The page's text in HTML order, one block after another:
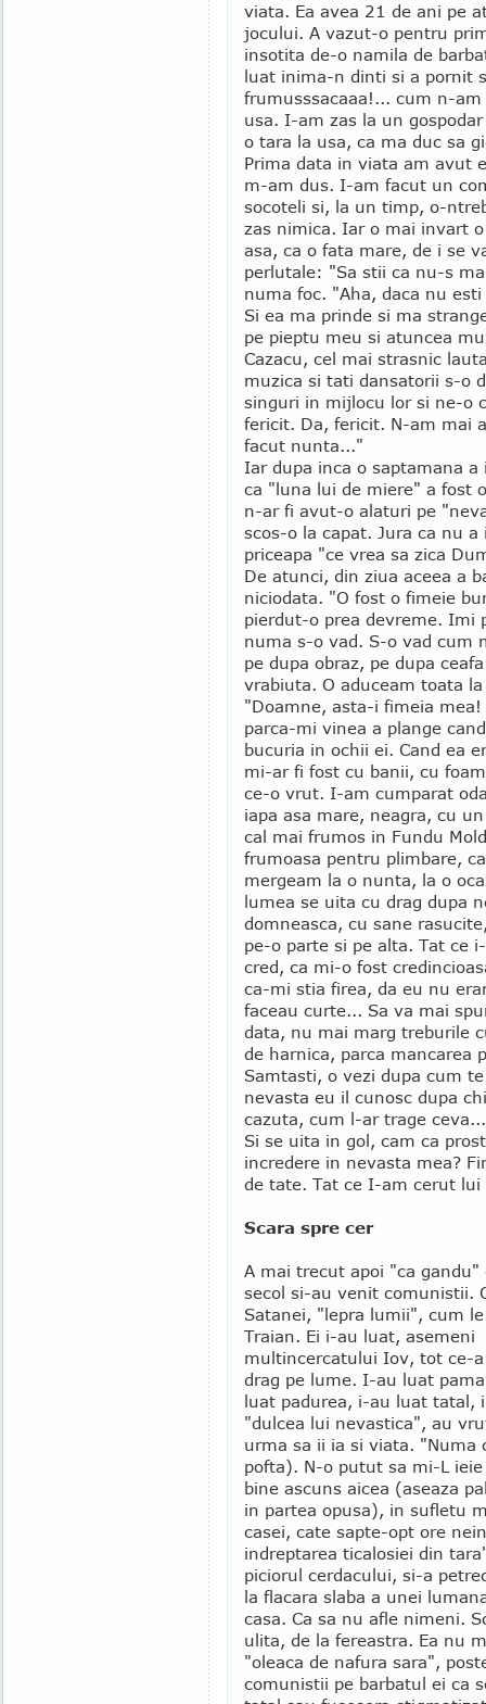
viata. Ea avea 21 de ani pe
jocului. A vazut-o pentru
insotita de-o namila de
luat inima-n dinti si a pornit
frumusssacaaa!... cum n-
usa. I-am zas la un
o tara la usa, ca ma duc sa
Prima data in viata am avut
m-am dus. I-am facut un
socoteli si, la un timp, o-
zas nimica. Iar o mai invart
asa, ca o fata mare, de i se
perlutale: "Sa stii ca nu-s
numa foc. "Aha, daca nu
Si ea ma prinde si ma
pe pieptu meu si atuncea
Cazacu, cel mai strasnic
muzica si tati dansatorii s-o
singuri in mijlocu lor si ne-o
fericit. Da, fericit. N-am mai
facut nunta..."
Iar dupa inca o saptamana
ca "luna lui de miere" a fost
n-ar fi avut-o alaturi pe
scos-o la capat. Jura ca nu
priceapa "ce vrea sa zica
De atunci, din ziua aceea a
niciodata. "O fost o fimeie
pierdut-o prea devreme. Imi
numa s-o vad. S-o vad cum
pe dupa obraz, pe dupa
vrabiuta. O aduceam toata
"Doamne, asta-i fimeia
parca-mi vinea a plange
bucuria in ochii ei. Cand ea
mi-ar fi fost cu banii, cu
ce-o vrut. I-am cumparat
iapa asa mare, neagra, cu
cal mai frumos in Fundu
frumoasa pentru plimbare,
mergeam la o nunta, la o
lumea se uita cu drag dupa
domneasca, cu sane
pe-o parte si pe alta. Tat ce
cred, ca mi-o fost
ca-mi stia firea, da eu nu
faceau curte... Sa va mai
data, nu mai marg treburile
de harnica, parca mancarea
Samtasti, o vezi dupa cum
nevasta eu il cunosc dupa
cazuta, cum l-ar trage
Si se uita in gol, cam ca
incredere in nevasta mea?
de tate. Tat ce I-am cerut
Scara spre cer
A mai trecut apoi "ca gandu"
secol si-au venit comunistii.
Satanei, "lepra lumii", cum
Traian. Ei i-au luat, asemeni
multincercatului Iov, tot ce-
drag pe lume. I-au luat
luat padurea, i-au luat tatal,
"dulcea lui nevastica", au
urma sa ii ia si viata.
pofta). N-o putut sa mi-L
bine ascuns aicea (aseaza
in partea opusa), in sufletu
casei, cate sapte-opt ore
indreptarea ticalosiei din
piciorul cerdacului, si-a
la flacara slaba a unei
casa. Ca sa nu afle nimeni.
ulita, de la fereastra. Ea nu
"oleaca de nafura sara",
comunistii pe barbatul ei ca